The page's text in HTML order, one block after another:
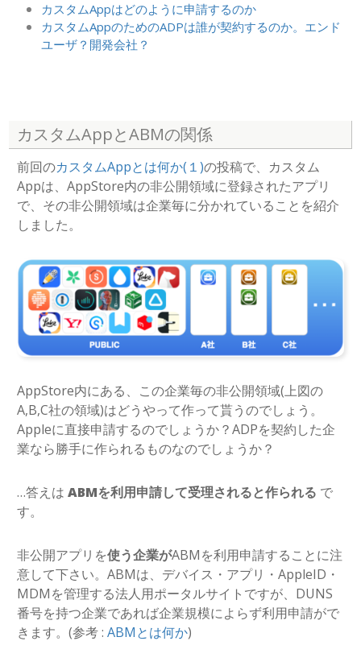
カスタムAppはどのように申請するのか
カスタムAppのためのADPは誰が契約するのか。エンド
ユーザ？開発会社？
カスタムAppとABMの関係
前回のカスタムAppとは何か(１)の投稿で、カスタム
Appは、AppStore内の非公開領域に登録されたアプリ
で、その非公開領域は企業毎に分かれていることを紹介
しました。
AppStore内にある、この企業毎の非公開領域(上図の
A,B,C社の領域)はどうやって作って貰うのでしょう。
Appleに直接申請するのでしょうか？ADPを契約した企
業なら勝手に作られるものなのでしょうか？
…答えはABMを利用申請して受理されると作られる で
す。
非公開アプリを使う企業がABMを利用申請することに注
意して下さい。ABMは、デバイス・アプリ・AppleID・
MDMを管理する法人用ポータルサイトですが、DUNS
番号を持つ企業であれば企業規模によらず利用申請がで
きます。(参考 :ABMとは何か)